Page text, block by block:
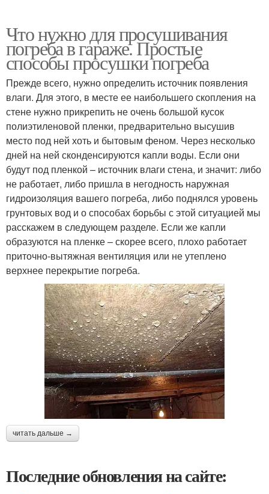
Что нужно для просушивания
погреба в гараже. Простые
способы просушки погреба
Прежде всего, нужно определить источник появления
влаги. Для этого, в месте ее наибольшего скопления на
стене нужно прикрепить не очень большой кусок
полиэтиленовой пленки, предварительно высушив
место под ней хоть и бытовым феном. Через несколько
дней на ней сконденсируются капли воды. Если они
будут под пленкой – источник влаги стена, и значит: либо
не работает, либо пришла в негодность наружная
гидроизоляция вашего погреба, либо поднялся уровень
грунтовых вод и о способах борьбы с этой ситуацией мы
расскажем в следующем разделе. Если же капли
образуются на пленке – скорее всего, плохо работает
приточно-вытяжная вентиляция или не утеплено
верхнее перекрытие погреба.
читать дальше →
Последние обновления на сайте: